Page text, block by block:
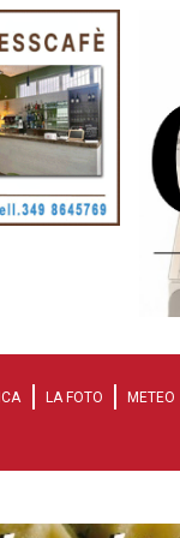
LA FOTO METEO